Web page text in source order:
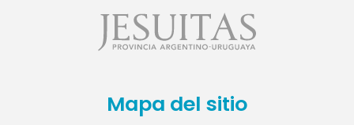
Mapa del sitio